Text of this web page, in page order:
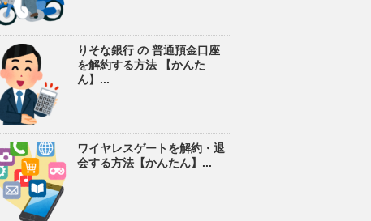
りそな銀行 の 普通預金口座
を解約する方法 【かんた
ん】...
ワイヤレスゲートを解約・退
会する方法【かんたん】...